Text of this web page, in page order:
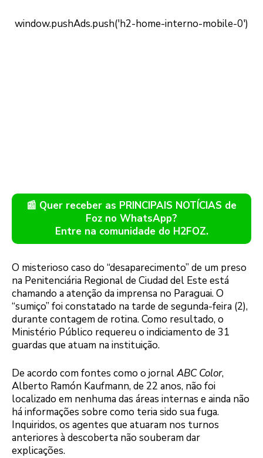
📰 Quer receber as PRINCIPAIS NOTÍCIAS de
Foz no WhatsApp?
Entre na comunidade do H2FOZ.
O misterioso caso do “desaparecimento” de um preso
na Penitenciária Regional de Ciudad del Este está
chamando a atenção da imprensa no Paraguai. O
“sumiço” foi constatado na tarde de segunda-feira (2),
durante contagem de rotina. Como resultado, o
Ministério Público requereu o indiciamento de 31
guardas que atuam na instituição.
De acordo com fontes como o jornalABC Color,
Alberto Ramón Kaufmann, de 22 anos, não foi
localizado em nenhuma das áreas internas e ainda não
há informações sobre como teria sido sua fuga.
Inquiridos, os agentes que atuaram nos turnos
anteriores à descoberta não souberam dar
explicações.